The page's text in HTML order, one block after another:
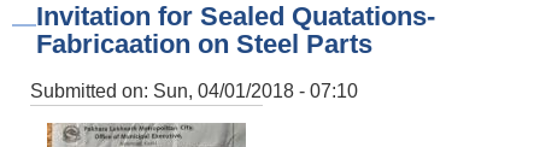
Invitation for Sealed Quatations-
Fabricaation on Steel Parts
Submitted on: Sun, 04/01/2018 - 07:10